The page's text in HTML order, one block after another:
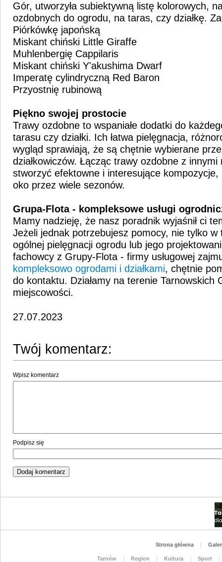
Gór, utworzyła subiektywną listę kolorowych,
ozdobnych do ogrodu, na taras, czy działkę.
Piórkówkę japońską
Miskant chiński Little Giraffe
Muhlenbergię Cappilaris
Miskant chiński Y'akushima Dwarf
Imperatę cylindryczną Red Baron
Przyostnię rubinową
Piękno swojej prostocie
Trawy ozdobne to wspaniałe dodatki do
tarasu czy działki. Ich łatwa pielęgnacja,
wygląd sprawiają, że są chętnie wybierane
działkowiczów. Łącząc trawy ozdobne z
stworzyć efektowne i interesujące
oko przez wiele sezonów.
Grupa-Flota - kompleksowe usługi
Mamy nadzieję, że nasz poradnik wyjaśnił ci
Jeżeli jednak potrzebujesz pomocy, nie tylko
ogólnej pielęgnacji ogrodu lub jego
fachowcy z Grupy-Flota - firmy usługowej
kompleksowo ogrodami i działkami, chętnie
do kontaktu. Działamy na terenie Tarnowskich
miejscowości.
27.07.2023
Twój komentarz:
Wpisz komentarz
Podpisz się
Strona główna |
Tarnów | Region | Kultura | Sport
|